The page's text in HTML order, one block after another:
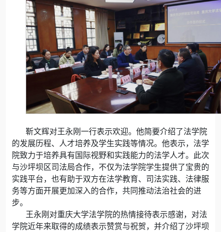
靳文辉对王永刚一行表示欢迎。他简要介绍了法学院
的发展历程、人才培养及学生实践等情况。他表示，法学
院致力于培养具有国际视野和实践能力的法学人才。此次
与沙坪坝区司法局合作，不仅为法学院学生提供了宝贵的
实践平台，也有助于双方在法学教育、司法实践、法律服
务等方面开展更加深入的合作，共同推动法治社会的进
步。
王永刚对重庆大学法学院的热情接待表示感谢，对法
学院近年来取得的成绩表示赞赏与祝贺，并介绍了沙坪坝